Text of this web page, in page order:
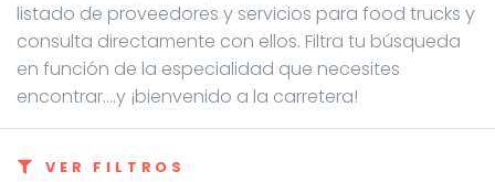
listado de proveedores y servicios para food trucks y
consulta directamente con ellos. Filtra tu búsqueda
en función de la especialidad que necesites
encontrar....y ¡bienvenido a la carretera!
VER FILTROS